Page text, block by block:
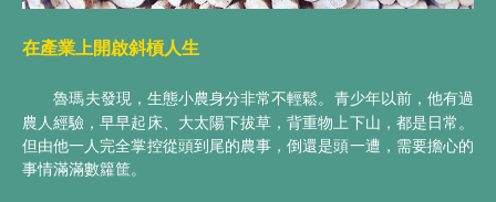
在產業上開啟斜槓人生
魯瑪夫發現，生態小農身分非常不輕鬆。青少年以前，他有過
農人經驗，早早起床、大太陽下拔草，背重物上下山，都是日常。
但由他一人完全掌控從頭到尾的農事，倒還是頭一遭，需要擔心的
事情滿滿數籮筐。